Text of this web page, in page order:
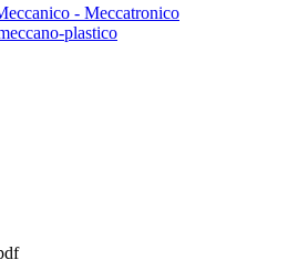
- Meccatronico
plastico